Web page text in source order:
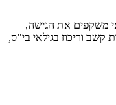
משקפים את הגישה,
קשב וריכוז בגילאי בי"ס,